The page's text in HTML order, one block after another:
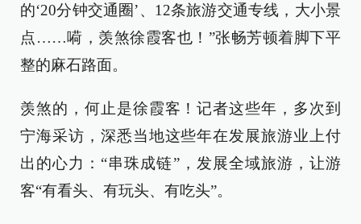
的‘20分钟交通圈’、12条旅游交通专线，大小景
点……嗬，羡煞徐霞客也！”张畅芳顿着脚下平
整的麻石路面。
羡煞的，何止是徐霞客！记者这些年，多次到
宁海采访，深悉当地这些年在发展旅游业上付
出的心力：“串珠成链”，发展全域旅游，让游
客“有看头、有玩头、有吃头”。